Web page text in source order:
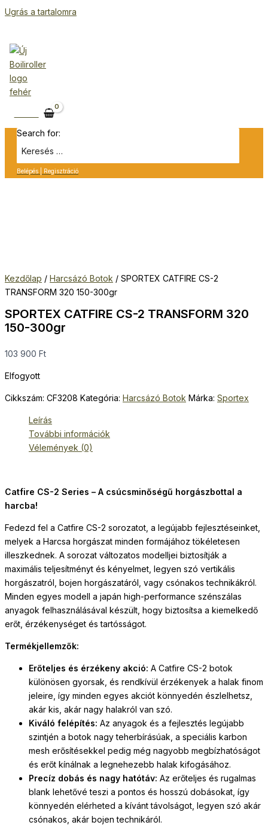
Ugrás a tartalomra
Search for:
Belépés | Regisztráció
Kezdőlap / Harcsázó Botok / SPORTEX CATFIRE CS-2
TRANSFORM 320 150-300gr
SPORTEX CATFIRE CS-2 TRANSFORM 320
150-300gr
103 900 Ft
Elfogyott
Cikkszám: CF3208 Kategória: Harcsázó Botok Márka: Sportex
Leírás
További információk
Vélemények (0)
Catfire CS-2 Series – A csúcsminőségű horgászbottal a
harcba!
Fedezd fel a Catfire CS-2 sorozatot, a legújabb fejlesztéseinket,
melyek a Harcsa horgászat minden formájához tökéletesen
illeszkednek. A sorozat változatos modelljei biztosítják a
maximális teljesítményt és kényelmet, legyen szó vertikális
horgászatról, bojen horgászatáról, vagy csónakos technikákról.
Minden egyes modell a japán high-performance szénszálas
anyagok felhasználásával készült, hogy biztosítsa a kiemelkedő
erőt, érzékenységet és tartósságot.
Termékjellemzők:
Erőteljes és érzékeny akció: A Catfire CS-2 botok
különösen gyorsak, és rendkívül érzékenyek a halak finom
jeleire, így minden egyes akciót könnyedén észlelhetsz,
akár kis, akár nagy halakról van szó.
Kiváló felépítés: Az anyagok és a fejlesztés legújabb
szintjén a botok nagy teherbírásúak, a speciális karbon
mesh erősítésekkel pedig még nagyobb megbízhatóságot
és erőt kínálnak a legnehezebb halak kifogásához.
Precíz dobás és nagy hatótáv: Az erőteljes és rugalmas
blank lehetővé teszi a pontos és hosszú dobásokat, így
könnyedén elérheted a kívánt távolságot, legyen szó akár
csónakos, akár bojen technikáról.